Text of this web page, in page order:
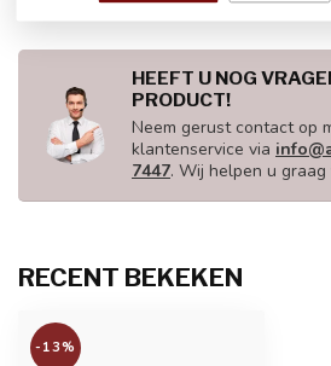
HEEFT U NOG
PRODUCT!
Neem gerust contact op
klantenservice via
7447. Wij helpen u graag
RECENT BEKEKEN
-13%